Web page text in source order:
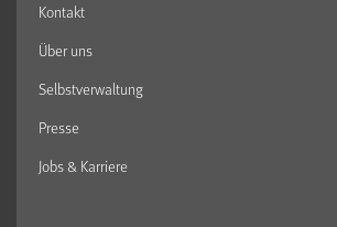
Kontakt
Über uns
Selbstverwaltung
Presse
Jobs & Karriere